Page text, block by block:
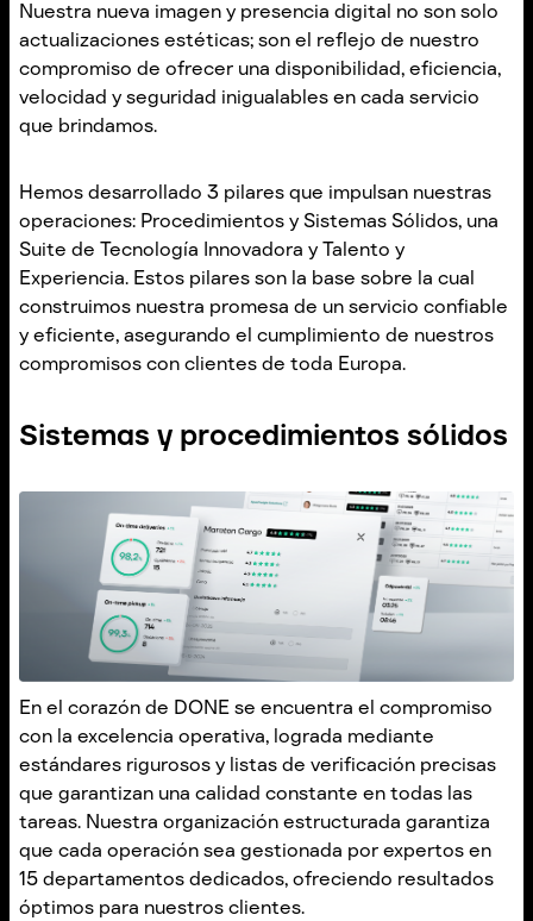
Nuestra nueva imagen y presencia digital no son solo
actualizaciones estéticas; son el reflejo de nuestro
compromiso de ofrecer una disponibilidad, eficiencia,
velocidad y seguridad inigualables en cada servicio
que brindamos.
Hemos desarrollado 3 pilares que impulsan nuestras
operaciones: Procedimientos y Sistemas Sólidos, una
Suite de Tecnología Innovadora y Talento y
Experiencia. Estos pilares son la base sobre la cual
construimos nuestra promesa de un servicio confiable
y eficiente, asegurando el cumplimiento de nuestros
compromisos con clientes de toda Europa.
Sistemas y procedimientos sólidos
En el corazón de DONE se encuentra el compromiso
con la excelencia operativa, lograda mediante
estándares rigurosos y listas de verificación precisas
que garantizan una calidad constante en todas las
tareas. Nuestra organización estructurada garantiza
que cada operación sea gestionada por expertos en
15 departamentos dedicados, ofreciendo resultados
óptimos para nuestros clientes.